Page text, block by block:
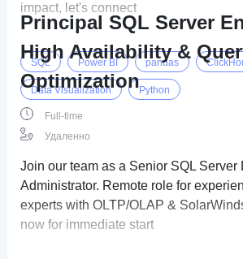
impact, let's connect
SQL Power BI pandas
Data Visualization Python
Principal SQL Server
High Availability &
Optimization
Full-time
Удаленно
Join our team as a Senior SQL Server
Administrator. Remote role for
experts with OLTP/OLAP &
now for immediate start